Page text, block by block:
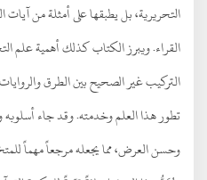
التحريرية، بل يطبقها على أمثلة من
القراء. ويبرز الكتاب كذلك أهمية علم
التركيب غير الصحيح بين الطرق
تطور هذا العلم وخدمته. وقد جاء
وحسن العرض، مما يجعله مرجعاً مهماً